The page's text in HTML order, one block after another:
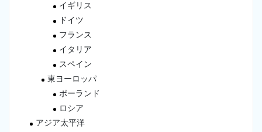
イギリス
ドイツ
フランス
イタリア
スペイン
東ヨーロッパ
ポーランド
ロシア
アジア太平洋